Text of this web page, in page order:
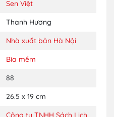
Sen Việt
Thanh Hương
Nhà xuất bản Hà Nội
Bìa mềm
88
26.5 x 19 cm
Công ty TNHH Sách Lịch